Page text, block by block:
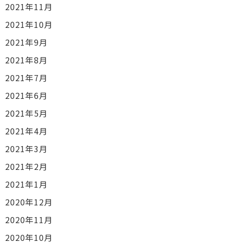
2021年11月
2021年10月
2021年9月
2021年8月
2021年7月
2021年6月
2021年5月
2021年4月
2021年3月
2021年2月
2021年1月
2020年12月
2020年11月
2020年10月